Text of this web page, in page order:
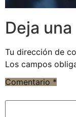
Deja
Tu dirección de
Los campos
Comentario *